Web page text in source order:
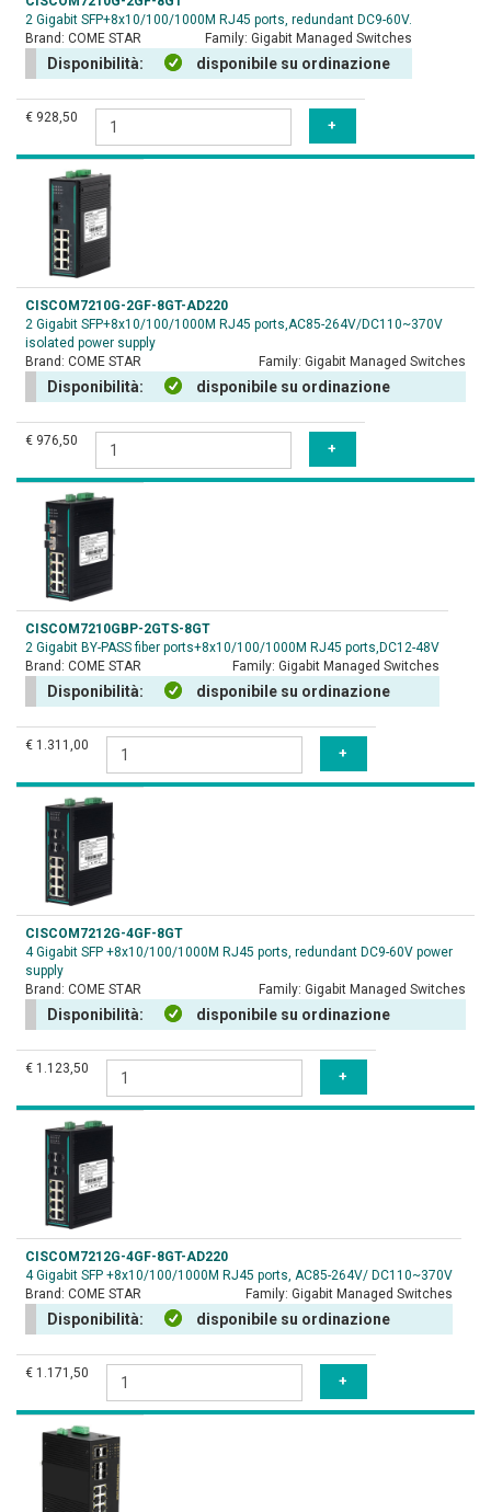
2 Gigabit SFP+8x10/100/1000M RJ45 ports, redundant DC9-60V.
Brand: COME STAR Family: Gigabit Managed Switches
Disponibilità: disponibile su ordinazione
€ 928,50
CISCOM7210G-2GF-8GT-AD220
2 Gigabit SFP+8x10/100/1000M RJ45 ports,AC85-264V/DC110~370V
isolated power supply
Brand: COME STAR Family: Gigabit Managed Switches
Disponibilità: disponibile su ordinazione
€ 976,50
CISCOM7210GBP-2GTS-8GT
2 Gigabit BY-PASS fiber ports+8x10/100/1000M RJ45 ports,DC12-48V
Brand: COME STAR Family: Gigabit Managed Switches
Disponibilità: disponibile su ordinazione
€ 1.311,00
CISCOM7212G-4GF-8GT
4 Gigabit SFP +8x10/100/1000M RJ45 ports, redundant DC9-60V power
supply
Brand: COME STAR Family: Gigabit Managed Switches
Disponibilità: disponibile su ordinazione
€ 1.123,50
CISCOM7212G-4GF-8GT-AD220
4 Gigabit SFP +8x10/100/1000M RJ45 ports, AC85-264V/ DC110~370V
Brand: COME STAR Family: Gigabit Managed Switches
Disponibilità: disponibile su ordinazione
€ 1.171,50